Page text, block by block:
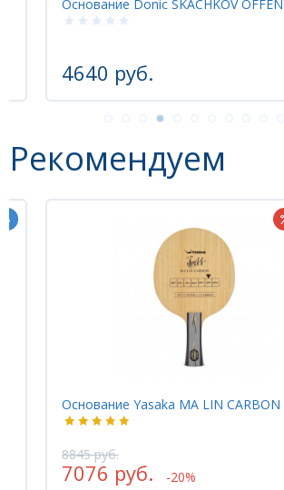
Основание Donic SKACHKOV
4640 руб.
Рекомендуем
Основание Yasaka MA LIN CARBON
8845 руб.
7076 руб. -20%